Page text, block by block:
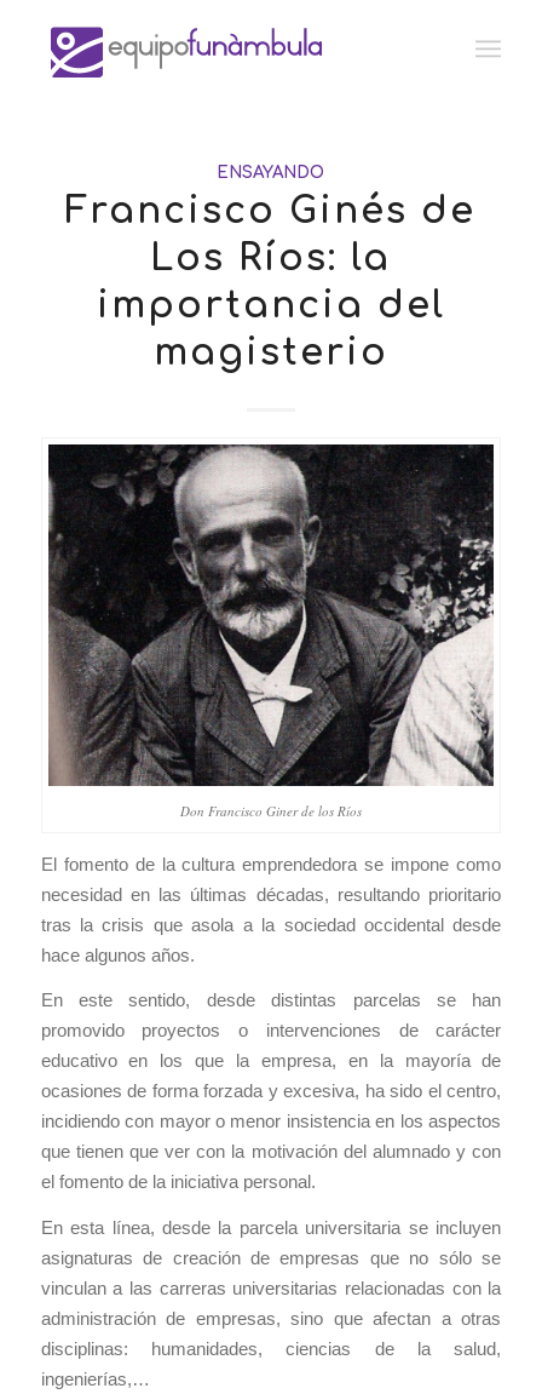
ENSAYANDO
Francisco Ginés de
Los Ríos: la
importancia del
magisterio
Don Francisco Giner de los Ríos
El fomento de la cultura emprendedora se impone como
necesidad en las últimas décadas, resultando prioritario
tras la crisis que asola a la sociedad occidental desde
hace algunos años.
En este sentido, desde distintas parcelas se han
promovido proyectos o intervenciones de carácter
educativo en los que la empresa, en la mayoría de
ocasiones de forma forzada y excesiva, ha sido el centro,
incidiendo con mayor o menor insistencia en los aspectos
que tienen que ver con la motivación del alumnado y con
el fomento de la iniciativa personal.
En esta línea, desde la parcela universitaria se incluyen
asignaturas de creación de empresas que no sólo se
vinculan a las carreras universitarias relacionadas con la
administración de empresas, sino que afectan a otras
disciplinas: humanidades, ciencias de la salud,
ingenierías,…